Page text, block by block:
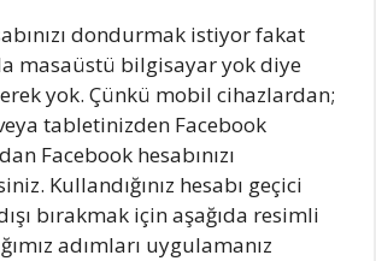
dondurmak istiyor fakat
masaüstü bilgisayar yok diye
yok. Çünkü mobil cihazlardan;
tabletinizden Facebook
Facebook hesabınızı
Kullandığınız hesabı geçici
bırakmak için aşağıda resimli
adımları uygulamanız